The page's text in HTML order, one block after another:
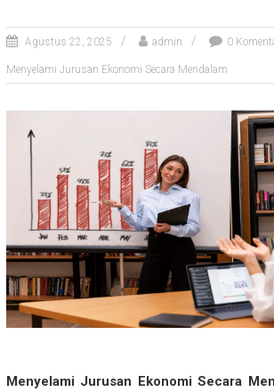
Agustus 22, 2025 admin 0
Menyelami Jurusan Ekonomi Secara Mendalam
Menyelami Jurusan Ekonomi Secara